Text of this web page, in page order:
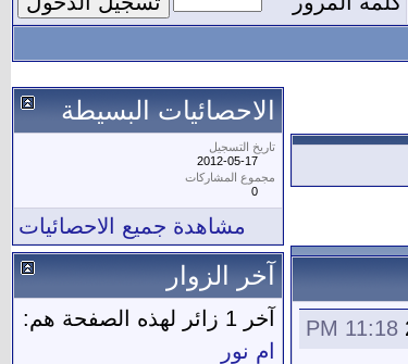
11:18 PM
الاحصائيات البسيطة
تاريخ التسجيل
2012-05-17
مجموع المشاركات
0
مشاهدة جميع الاحصائيات
آخر الزوار
آخر 1 زائر لهذه الصفحة هم:
ام نور